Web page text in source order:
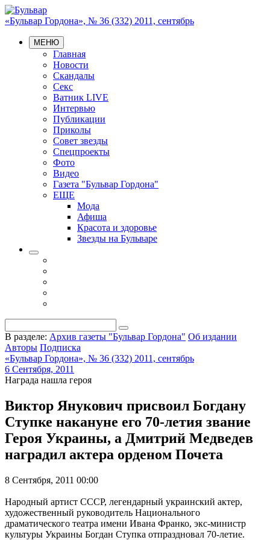
«Бульвар Гордона», № 36 (332) 2011, сентябрь
МЕНЮ
Главная
Новости
Скандалы
Секс
Ватник LIVE
Интервью
Публикации
Приколы
Совет звезды
Спецпроекты
Фото
Видео
Газета "Бульвар Гордона"
ЕЩЕ
Мода
Афиша
Красота и здоровье
Звезды на Бульваре
В разделе: Архив газеты "Бульвар Гордона" Об издании
Авторы Подписка
«Бульвар Гордона», № 36 (332) 2011, сентябрь
6 Сентября, 2011
Награда нашла героя
Виктор Янукович присвоил Богдану
Ступке накануне его 70-летия звание
Героя Украины, а Дмитрий Медведев
наградил актера орденом Почета
8 Сентября, 2011 00:00
Народный артист СССР, легендарный украинский актер,
художественный руководитель Национального
драматического театра имени Ивана Франко, экс-министр
культуры Украины Богдан Ступка отпраздновал 70-летие.